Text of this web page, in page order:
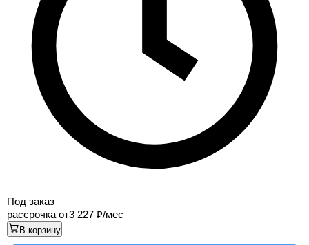
Под заказ
рассрочка от3 227 /мес
В корзину